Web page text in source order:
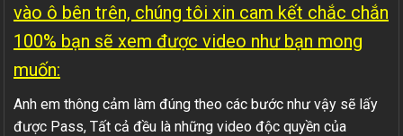
vào ô bên trên, chúng tôi xin cam kết chắc chắn
100% bạn sẽ xem được video như bạn mong
muốn:
Anh em thông cảm làm đúng theo các bước như vậy sẽ lấy
được Pass, Tất cả đều là những video độc quyền của